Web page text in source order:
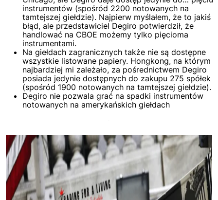
instrumentów (spośród 2200 notowanych na
tamtejszej giełdzie). Najpierw myślałem, że to jakiś
błąd, ale przedstawiciel Degiro potwierdził, że
handlować na CBOE możemy tylko pięcioma
instrumentami.
Na giełdach zagranicznych także nie są dostępne
wszystkie listowane papiery. Hongkong, na którym
najbardziej mi zależało, za pośrednictwem Degiro
posiada jedynie dostępnych do zakupu 275 spółek
(spośród 1900 notowanych na tamtejszej giełdzie).
Degiro nie pozwala grać na spadki instrumentów
notowanych na amerykańskich giełdach